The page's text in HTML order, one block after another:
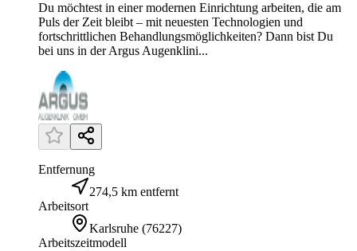
Du möchtest in einer modernen Einrichtung arbeiten, die am
Puls der Zeit bleibt – mit neuesten Technologien und
fortschrittlichen Behandlungsmöglichkeiten? Dann bist Du
bei uns in der Argus Augenklini...
Entfernung
274,5 km entfernt
Arbeitsort
Karlsruhe (76227)
Arbeitszeitmodell